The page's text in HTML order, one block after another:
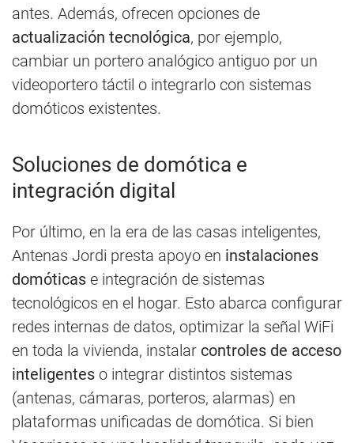
antes. Además, ofrecen opciones de
actualización tecnológica, por ejemplo,
cambiar un portero analógico antiguo por un
videoportero táctil o integrarlo con sistemas
domóticos existentes.
Soluciones de domótica e
integración digital
Por último, en la era de las casas inteligentes,
Antenas Jordi presta apoyo en instalaciones
domóticas e integración de sistemas
tecnológicos en el hogar. Esto abarca configurar
redes internas de datos, optimizar la señal WiFi
en toda la vivienda, instalar controles de acceso
inteligentes o integrar distintos sistemas
(antenas, cámaras, porteros, alarmas) en
plataformas unificadas de domótica. Si bien